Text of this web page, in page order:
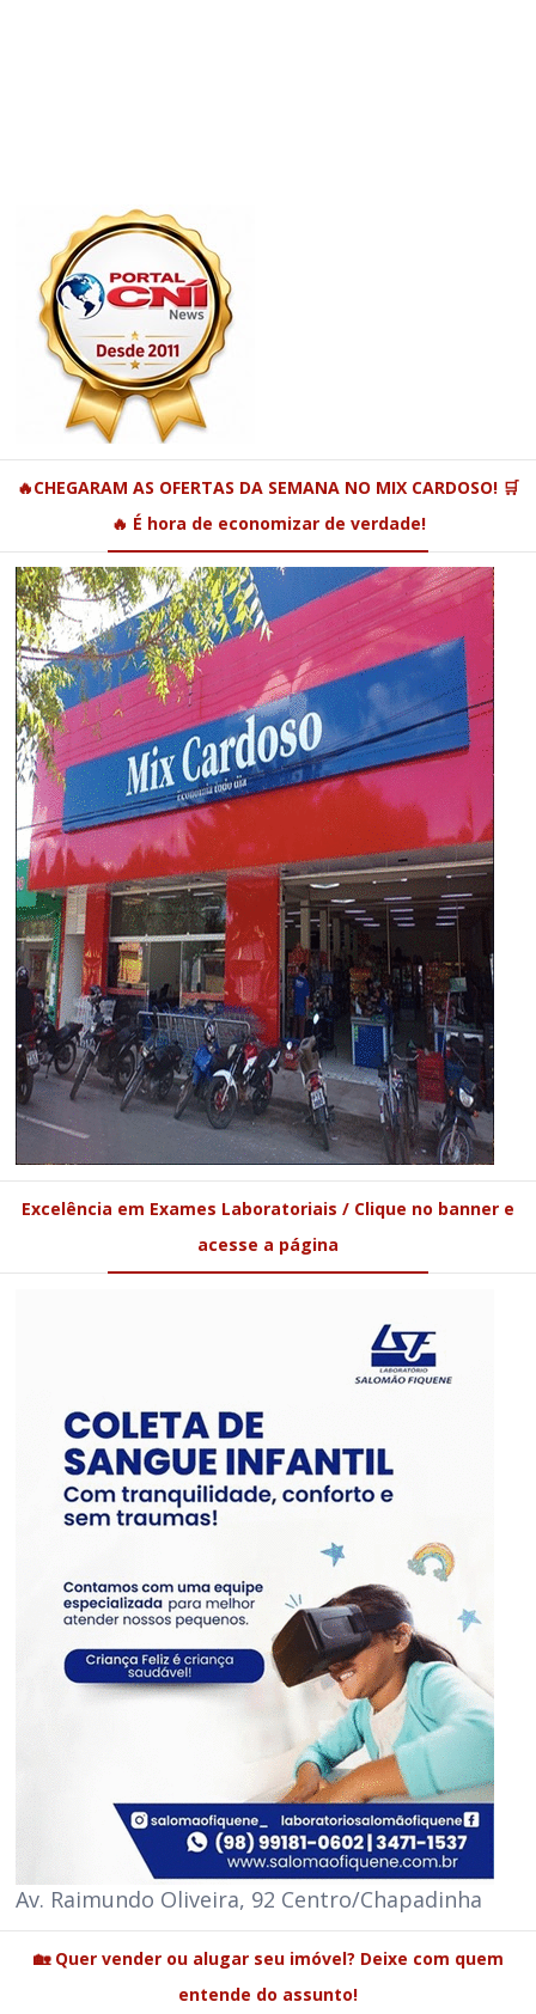
🔥CHEGARAM AS OFERTAS DA SEMANA NO MIX CARDOSO! 🛒
🔥 É hora de economizar de verdade!
Excelência em Exames Laboratoriais / Clique no banner e
acesse a página
Av. Raimundo Oliveira, 92 Centro/Chapadinha
🏡 Quer vender ou alugar seu imóvel? Deixe com quem
entende do assunto!